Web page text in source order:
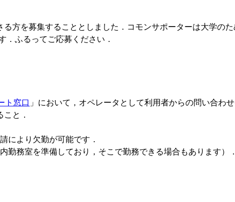
方を募集することとしました．コモンサポーターは大学の
．ふるってご応募ください．
ト窓口 」において，オペレータとして利用者からの問い合わ
と．
により欠勤が可能です．
務室を準備しており，そこで勤務できる場合もあります）．